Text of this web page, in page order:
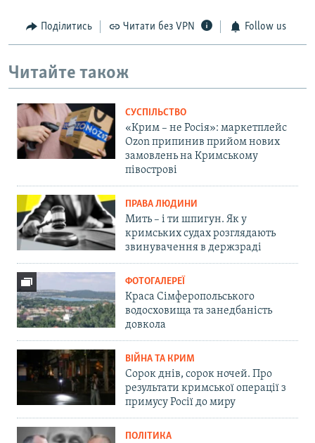
Поділитись Читати без VPN Follow us
Читайте також
СУСПІЛЬСТВО
«Крим – не Росія»: маркетплейс
Ozon припинив прийом нових
замовлень на Кримському
півострові
ПРАВА ЛЮДИНИ
Мить – і ти шпигун. Як у
кримських судах розглядають
звинувачення в держзраді
ФОТОГАЛЕРЕЇ
Краса Сімферопольського
водосховища та занедбаність
довкола
ВІЙНА ТА КРИМ
Сорок днів, сорок ночей. Про
результати кримської операції з
примусу Росії до миру
ПОЛІТИКА